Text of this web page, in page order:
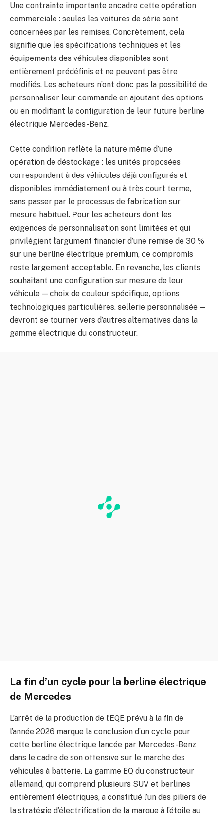
Une contrainte importante encadre cette opération
commerciale : seules les voitures de série sont
concernées par les remises. Concrètement, cela
signifie que les spécifications techniques et les
équipements des véhicules disponibles sont
entièrement prédéfinis et ne peuvent pas être
modifiés. Les acheteurs n’ont donc pas la possibilité de
personnaliser leur commande en ajoutant des options
ou en modifiant la configuration de leur future berline
électrique Mercedes-Benz.
Cette condition reflète la nature même d’une
opération de déstockage : les unités proposées
correspondent à des véhicules déjà configurés et
disponibles immédiatement ou à très court terme,
sans passer par le processus de fabrication sur
mesure habituel. Pour les acheteurs dont les
exigences de personnalisation sont limitées et qui
privilégient l’argument financier d’une remise de 30 %
sur une berline électrique premium, ce compromis
reste largement acceptable. En revanche, les clients
souhaitant une configuration sur mesure de leur
véhicule — choix de couleur spécifique, options
technologiques particulières, sellerie personnalisée —
devront se tourner vers d’autres alternatives dans la
gamme électrique du constructeur.
La fin d’un cycle pour la berline électrique
de Mercedes
L’arrêt de la production de l’EQE prévu à la fin de
l’année 2026 marque la conclusion d’un cycle pour
cette berline électrique lancée par Mercedes-Benz
dans le cadre de son offensive sur le marché des
véhicules à batterie. La gamme EQ du constructeur
allemand, qui comprend plusieurs SUV et berlines
entièrement électriques, a constitué l’un des piliers de
la stratégie d’électrification de la marque à l’étoile au